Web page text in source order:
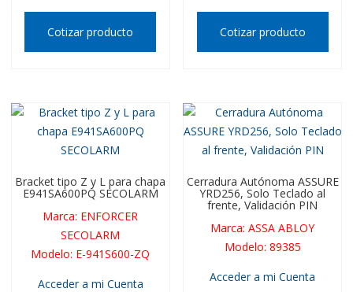
Cotizar producto Cotizar producto
Bracket tipo Z y L para chapa
E941SA600PQ SECOLARM
Marca: ENFORCER
SECOLARM
Modelo: E-941S600-ZQ
Acceder a mi Cuenta
Cerradura Autónoma ASSURE
YRD256, Solo Teclado al
frente, Validación PIN
Marca:ASSA ABLOY
Modelo: 89385
Acceder a mi Cuenta